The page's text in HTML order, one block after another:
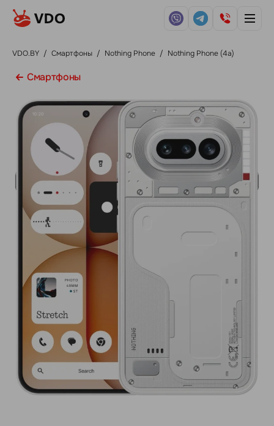
VDO.BY / Смартфоны / Nothing Phone / Nothing Phone (4a)
Смартфоны